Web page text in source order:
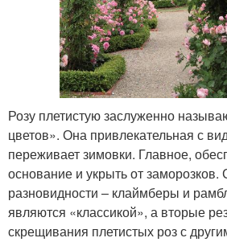
Розу плетистую заслуженно
цветов». Она привлекательная с
переживает зимовки. Главное,
основание и укрыть от заморозков.
разновидности – клаймберы и
являются «классикой», а вторые
скрещивания плетистых роз с